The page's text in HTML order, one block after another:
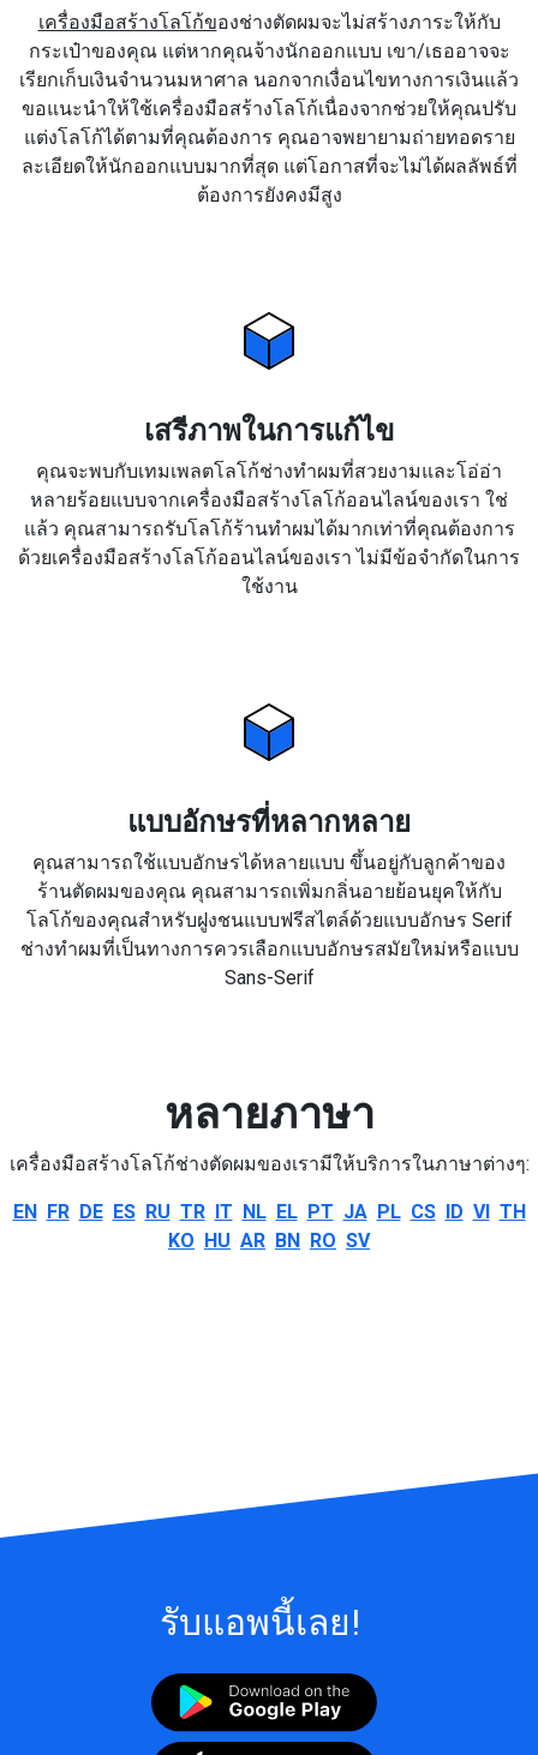
เครื่องมือสร้างโลโก้ของช่างตัดผมจะไม่สร้างภาระให้กับ
กระเป๋าของคุณ แต่หากคุณจ้างนักออกแบบ เขา/เธออาจจะ
เรียกเก็บเงินจำนวนมหาศาล นอกจากเงื่อนไขทางการเงินแล้ว
ขอแนะนำให้ใช้เครื่องมือสร้างโลโก้เนื่องจากช่วยให้คุณปรับ
แต่งโลโก้ได้ตามที่คุณต้องการ คุณอาจพยายามถ่ายทอดราย
ละเอียดให้นักออกแบบมากที่สุด แต่โอกาสที่จะไม่ได้ผลลัพธ์ที่
ต้องการยังคงมีสูง
เสรีภาพในการแก้ไข
คุณจะพบกับเทมเพลตโลโก้ช่างทำผมที่สวยงามและโอ่อ่า
หลายร้อยแบบจากเครื่องมือสร้างโลโก้ออนไลน์ของเรา ใช่
แล้ว คุณสามารถรับโลโก้ร้านทำผมได้มากเท่าที่คุณต้องการ
ด้วยเครื่องมือสร้างโลโก้ออนไลน์ของเรา ไม่มีข้อจำกัดในการ
ใช้งาน
แบบอักษรที่หลากหลาย
คุณสามารถใช้แบบอักษรได้หลายแบบ ขึ้นอยู่กับลูกค้าของ
ร้านตัดผมของคุณ คุณสามารถเพิ่มกลิ่นอายย้อนยุคให้กับ
โลโก้ของคุณสำหรับฝูงชนแบบฟรีสไตล์ด้วยแบบอักษร Serif
ช่างทำผมที่เป็นทางการควรเลือกแบบอักษรสมัยใหม่หรือแบบ
Sans-Serif
หลายภาษา
เครื่องมือสร้างโลโก้ช่างตัดผมของเรามีให้บริการในภาษาต่างๆ:
EN FR DE ES RU TR IT NL EL PT JA PL CS ID VI TH
KO HU AR BN RO SV
รับแอพนี้เลย!